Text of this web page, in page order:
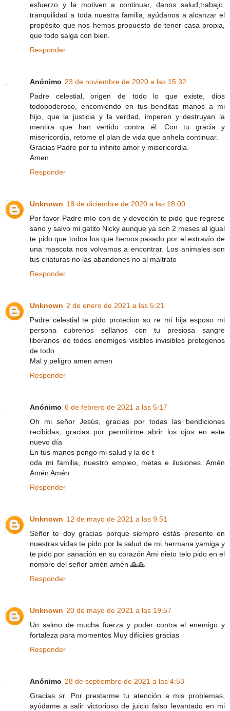
esfuerzo y la motiven a continuar, danos salud,trabajo,
tranquilidad a toda nuestra familia, ayúdanos a alcanzar el
propósito que nos hemos propuesto de tener casa propia,
que todo salga con bien.
Responder
Anónimo 23 de noviembre de 2020 a las 15:32
Padre celestial, origen de todo lo que existe, dios
todopoderoso, encomiendo en tus benditas manos a mi
hijo, que la justicia y la verdad, imperen y destruyan la
mentira que han vertido contra él. Con tu gracia y
misericordia, retome el plan de vida que anhela continuar.
Gracias Padre por tu infinito amor y misericordia.
Amen
Responder
Unknown 18 de diciembre de 2020 a las 18:00
Por favor Padre mío con de y devoción te pido que regrese
sano y salvo mi gatito Nicky aunque ya son 2 meses al igual
te pido que todos los que hemos pasado por el extravío de
una mascota nos volvamos a encontrar. Los animales son
tus criaturas no las abandones no al maltrato
Responder
Unknown 2 de enero de 2021 a las 5:21
Padre celestial te pido protecion so re mi hija esposo mi
persona cubrenos sellanos con tu presiosa sangre
liberanos de todos enemigos visibles invisibles protegenos
de todo
Mal y peligro amen amen
Responder
Anónimo 6 de febrero de 2021 a las 5:17
Oh mi señor Jesús, gracias por todas las bendiciones
recibidas, gracias por permitirme abrir los ojos en este
nuevo día
En tus manos pongo mi salud y la de t
oda mi familia, nuestro empleo, metas e ilusiones. Amén
Amén Amén
Responder
Unknown 12 de mayo de 2021 a las 9:51
Señor te doy gracias porque siempre estás presente en
nuestras vidas te pido por la salud de mi hermana yamiga y
te pido por sanación en su corazón Ami nieto telo pido en el
nombre del señor amén amén 🙏🙏
Responder
Unknown 20 de mayo de 2021 a las 19:57
Un salmo de mucha fuerza y poder contra el enemigo y
fortaleza para momentos Muy difíciles gracias
Responder
Anónimo 28 de septiembre de 2021 a las 4:53
Gracias sr. Por prestarme tu atención a mis problemas,
ayúdame a salir victorioso de juicio falso levantado en mi